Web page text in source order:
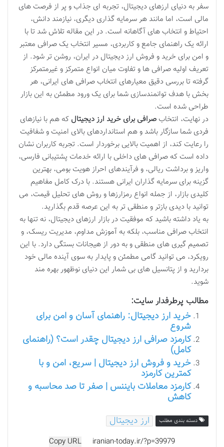
سفر به دنیای ارزهای دیجیتال، تجربه ای جذاب و پر از فرصت های
مالی است، اما مانند هر سرمایه گذاری دیگری، نیازمند دانش،
احتیاط و انتخاب های آگاهانه است. در این مقاله تلاش شد تا با
ارائه یک راهنمای جامع و کاربردی، مسیر انتخاب یک صرافی معتبر
و امن برای خرید و فروش ارز دیجیتال در ایران، روشن تر شود. از
تعریف اولیه صرافی ها و تفاوت میان انواع متمرکز و غیرمتمرکز
گرفته تا بررسی دقیق معیارهای انتخاب صرافی های ایرانی، هر
بخش با هدف توانمندسازی شما برای یک ورود مطمئن به این بازار
طراحی شده است.
در نهایت، انتخاب صرافی برای خرید ارز دیجیتال که هم با نیازهای
فردی شما سازگار باشد و هم استانداردهای بالای امنیت و شفافیت
را رعایت کند، از اهمیت بالایی برخوردار است. تجربه کاربران نشان
داده است که صرافی های داخلی با ارائه خدمات پشتیبانی فارسی،
واریز و برداشت ریالی، و فرآیندهای احراز هویت بومی، بهترین
گزینه برای سرمایه گذاران ایرانی هستند. با درک کامل مفاهیم
کلیدی بازار، از جمله انواع رمزارزها و روش های تحلیل قیمت، می
توانید با دیدی بازتر و منطقی تر به این عرصه قدم بگذارید.
به یاد داشته باشید که موفقیت در بازار ارزهای دیجیتال، نه تنها به
انتخاب صرافی مناسب، بلکه به آموزش مداوم، مدیریت ریسک، و
تصمیم گیری های منطقی و به دور از هیجانات بستگی دارد. با این
رویکرد، می توانید گامی مطمئن و پایدار به سوی آینده مالی خود
بردارید و از پتانسیل های بی شمار این دنیای نوظهور بهره مند
شوید.
مطالب پرطرفدار سایت:
خرید ارز دیجیتال: راهنمای آسان و امن برای
شروع
کارمزد صرافی ارز دیجیتال چقدر است؟ (راهنمای
کامل)
خرید و فروش ارز دیجیتال | سریع، امن و با
کمترین کارمزد
کارمزد معاملات بایننس | صفر تا صد محاسبه و
کاهش
دسته بندی مطلب ارز دیجیتال
Copy URL